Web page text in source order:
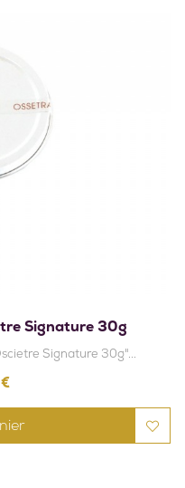
Signature 30g
Signature 30g"...